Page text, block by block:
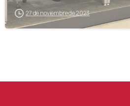
27 de noviembre de 2023